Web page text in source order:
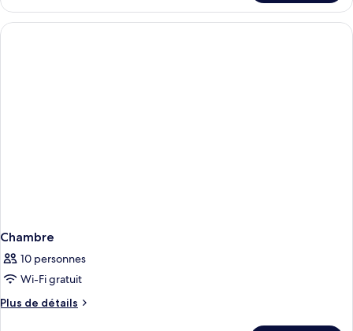
Chambre
Chambre
10 personnes
Wi-Fi gratuit
Plus de détails
Plus